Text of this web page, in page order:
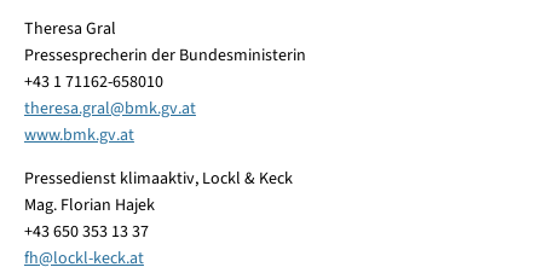
Theresa Gral
Pressesprecherin der Bundesministerin
+43 1 71162-658010
theresa.gral@bmk.gv.at
www.bmk.gv.at
Pressedienst klimaaktiv, Lockl & Keck
Mag. Florian Hajek
+43 650 353 13 37
fh@lockl-keck.at